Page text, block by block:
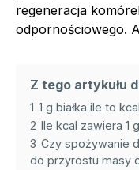
regeneracja
odpornościowego.
Z tego artykułu
1 1 g białka ile to
2 Ile kcal zawiera 1
3 Czy spożywanie
do przyrostu masy